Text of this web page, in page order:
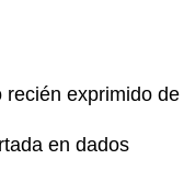
recién exprimido de
en dados